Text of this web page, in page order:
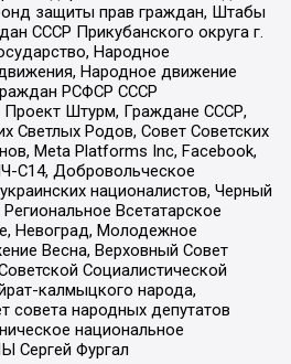
защиты прав граждан, Штабы
СССР Прикубанского округа г.
Народное
Народное движение
РСФСР СССР
Проект Штурм, Граждане СССР,
Светлых Родов, Совет Советских
Meta Platforms Inc, Facebook,
С14, Добровольческое
националистов, Черный
Всетатарское
Невоград, Молодежное
Весна, Верховный Совет
Социалистической
калмыцкого народа,
совета народных депутатов
национальное
Сергей Фургал